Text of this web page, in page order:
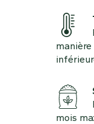
mois